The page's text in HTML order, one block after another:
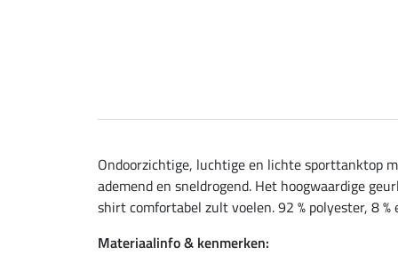
Ondoorzichtige, luchtige en lichte sporttanktop
ademend en sneldrogend. Het hoogwaardige
shirt comfortabel zult voelen. 92 % polyester, 8 %
Materiaalinfo & kenmerken: